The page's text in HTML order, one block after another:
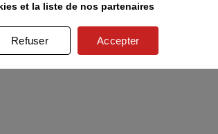
et la liste de nos partenaires
Refuser Accepter